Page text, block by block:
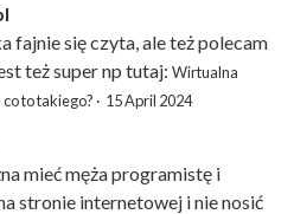
fajnie się czyta, ale też polecam
też super np tutaj: Wirtualna
to takiego? · 15 April 2024
mieć męża programistę i
stronie internetowej i nie nosić